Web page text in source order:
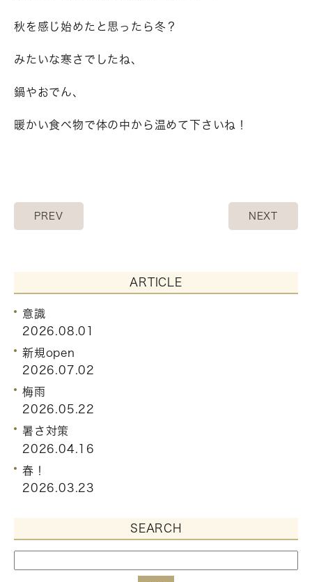
秋を感じ始めたと思ったら冬？
みたいな寒さでしたね、
鍋やおでん、
暖かい食べ物で体の中から温めて下さいね！
PREV NEXT
ARTICLE
意識
2026.08.01
新規open
2026.07.02
梅雨
2026.05.22
暑さ対策
2026.04.16
春！
2026.03.23
SEARCH